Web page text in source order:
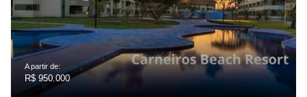
A partir de:
R$ 950.000